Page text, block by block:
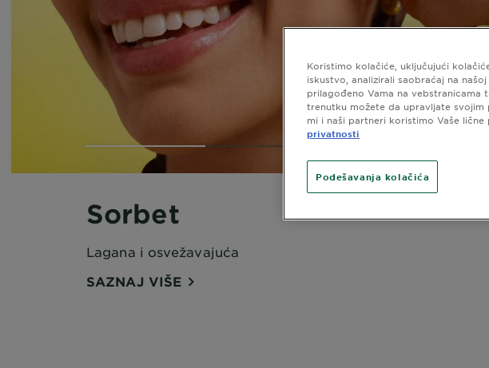
Sorbet
Lagana i osvežavajuća
SAZNAJ VIŠE
Koristimo kolačiće, uključujući
iskustvo, analizirali saobraćaj na
prilagođeno Vama na vebstranicama
trenutku možete da upravljate svojim
mi i naši partneri koristimo Vaše
privatnosti
Podešavanja kolačića